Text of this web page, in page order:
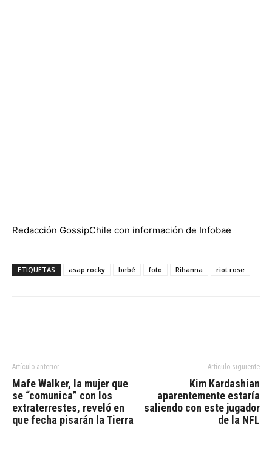
Redacción GossipChile con información de Infobae
ETIQUETAS asap rocky bebé foto Rihanna riot rose
Artículo anterior
Mafe Walker, la mujer que
se “comunica” con los
extraterrestes, reveló en
que fecha pisarán la Tierra
Artículo siguiente
Kim Kardashian
aparentemente estaría
saliendo con este jugador
de la NFL